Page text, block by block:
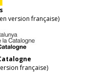
version française)
française)